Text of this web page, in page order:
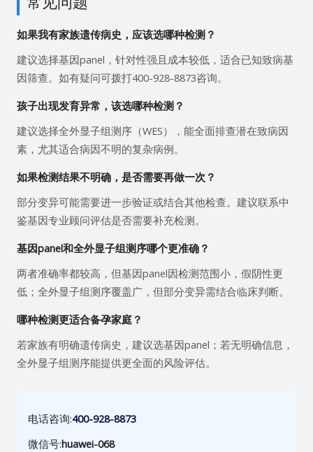
如果我有家族遗传病史，应该选哪种检测？
建议选择基因panel，针对性强且成本较低，适合已知致病基
因筛查。如有疑问可拨打400-928-8873咨询。
孩子出现发育异常，该选哪种检测？
建议选择全外显子组测序（WES），能全面排查潜在致病因
素，尤其适合病因不明的复杂病例。
如果检测结果不明确，是否需要再做一次？
部分变异可能需要进一步验证或结合其他检查。建议联系中
鉴基因专业顾问评估是否需要补充检测。
基因panel和全外显子组测序哪个更准确？
两者准确率都较高，但基因panel因检测范围小，假阴性更
低；全外显子组测序覆盖广，但部分变异需结合临床判断。
哪种检测更适合备孕家庭？
若家族有明确遗传病史，建议选基因panel；若无明确信息，
全外显子组测序能提供更全面的风险评估。
电话咨询:400-928-8873
微信号:huawei-068